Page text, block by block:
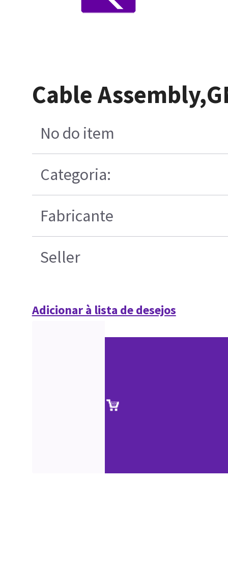
Cable
No do item
Categoria:
Fabricante
Seller
Adicionar à lista de desejos